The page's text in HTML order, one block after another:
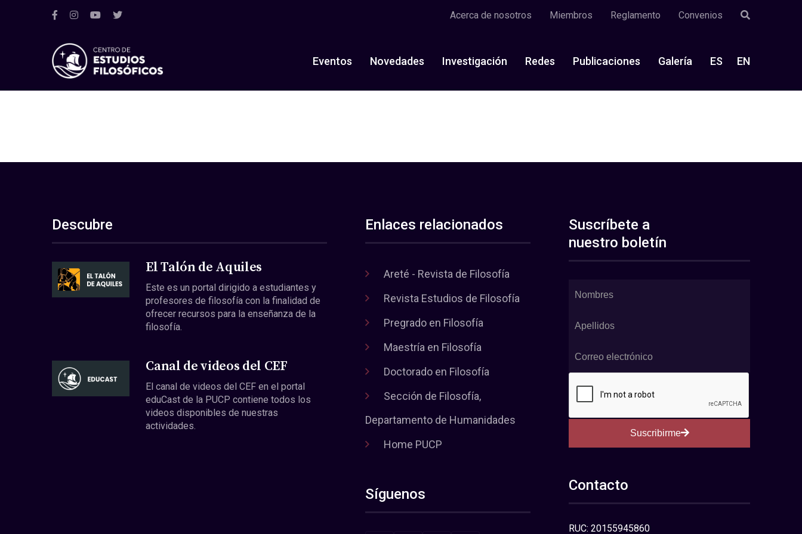
Acerca de nosotros Miembros Reglamento Convenios
Eventos Novedades Investigación Redes Publicaciones Galería ES EN
Descubre
El Talón de Aquiles
Este es un portal dirigido a estudiantes y
profesores de filosofía con la finalidad de
ofrecer recursos para la enseñanza de la
filosofía.
Canal de videos del CEF
El canal de videos del CEF en el portal
eduCast de la PUCP contiene todos los
videos disponibles de nuestras
actividades.
Enlaces relacionados
Areté - Revista de Filosofía
Revista Estudios de Filosofía
Pregrado en Filosofía
Maestría en Filosofía
Doctorado en Filosofía
Sección de Filosofía,
Departamento de Humanidades
Home PUCP
Síguenos
Suscríbete a
nuestro boletín
Suscribirme
Contacto
RUC: 20155945860